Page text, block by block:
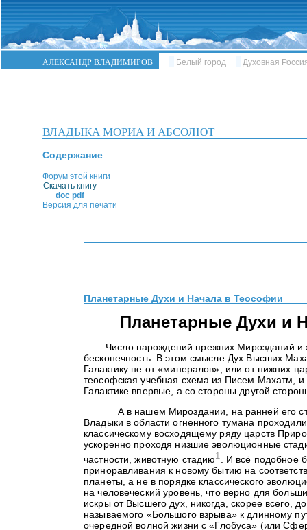
АЛЕКСАНДР ВЛАДИМИРОВ Белый город Духовная
ВЛАДЫКА МОРИА И АБСОЛЮТ
Содержание
Форум этой книги
Скачать книгу
doc pdf
Версия для печати
Планетарные Духи и Начала в Теософии
Планетарные Духи и
Число нарождений прежних Мирозданий
бесконечность. В этом смысле Дух Высших
Галактику не от «минералов», или от нижних
теософская учебная схема из Писем Махатм,
Галактике впервые, а со стороны другой
А в нашем Мироздании, на ранней его
Владыки в области огненного тумана
классическому восходящему ряду царств
ускоренно проходя низшие эволюционные
частности, животную стадию1
. И всё подобное
приноравливания к новому бытию на
планеты, а не в порядке классического
на человеческий уровень, что верно для
искры от Высшего дух, никогда, скорее всего,
называемого «Большого взрыва» к длинному
очередной волной жизни с «Глобуса» (или